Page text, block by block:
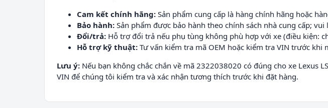
Cam kết chính hãng: Sản phẩm cung cấp là hàng chính hãng hoặc
Bảo hành: Sản phẩm được bảo hành theo chính sách nhà cung cấp;
Đổi/trả: Hỗ trợ đổi trả nếu phụ tùng không phù hợp với xe (điều kiện:
Hỗ trợ kỹ thuật: Tư vấn kiểm tra mã OEM hoặc kiểm tra VIN trước
Lưu ý: Nếu bạn không chắc chắn về mã 2322038020 có đúng cho xe Lexus
VIN để chúng tôi kiểm tra và xác nhận tương thích trước khi đặt hàng.